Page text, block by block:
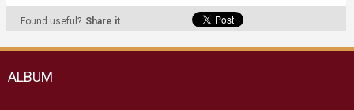
Found useful? Share it
ALBUM